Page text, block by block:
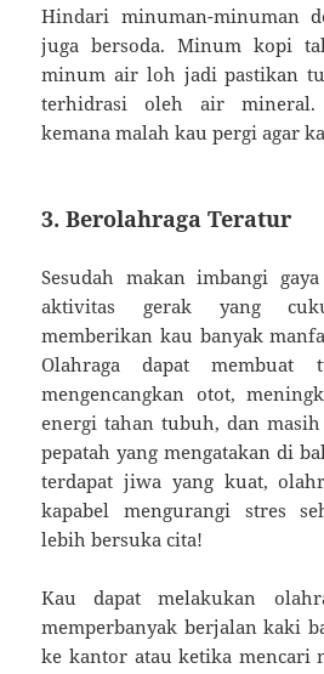
Hindari minuman-minuman
juga bersoda. Minum kopi
minum air loh jadi pastikan
terhidrasi oleh air
kemana malah kau pergi agar
3. Berolahraga Teratur
Sesudah makan imbangi
aktivitas gerak yang
memberikan kau banyak
Olahraga dapat membuat
mengencangkan otot,
energi tahan tubuh, dan
pepatah yang mengatakan di
terdapat jiwa yang kuat,
kapabel mengurangi stres
lebih bersuka cita!
Kau dapat melakukan
memperbanyak berjalan kaki
ke kantor atau ketika mencari